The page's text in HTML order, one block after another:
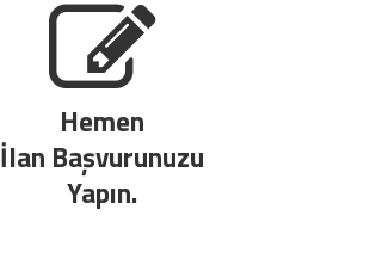
Hemen
İlan Başvurunuzu
Yapın.